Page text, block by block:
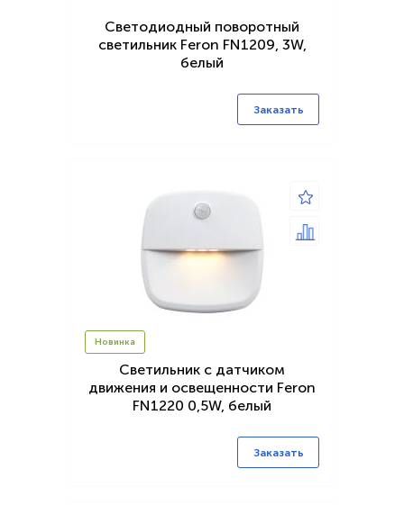
Светодиодный поворотный
светильник Feron FN1209, 3W,
белый
Заказать
Новинка
Светильник с датчиком
движения и освещенности Feron
FN1220 0,5W, белый
Заказать